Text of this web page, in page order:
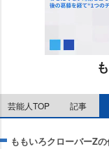
芸能人TOP 記事
ももいろクローバーZ